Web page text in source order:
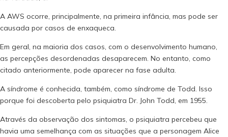
A AWS ocorre, principalmente, na primeira infância, mas pode ser
causada por casos de enxaqueca.
Em geral, na maioria dos casos, com o desenvolvimento humano,
as percepções desordenadas desaparecem. No entanto, como
citado anteriormente, pode aparecer na fase adulta.
A síndrome é conhecida, também, como síndrome de Todd. Isso
porque foi descoberta pelo psiquiatra Dr. John Todd, em 1955.
Através da observação dos sintomas, o psiquiatra percebeu que
havia uma semelhança com as situações que a personagem Alice